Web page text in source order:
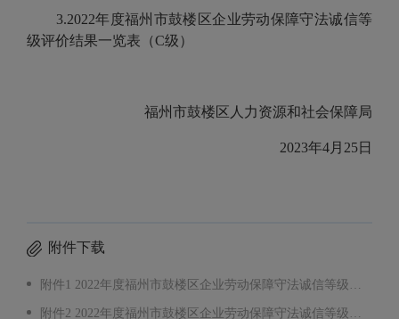
3.2022年度福州市鼓楼区企业劳动保障守法诚信等
级评价结果一览表（C级）
福州市鼓楼区人力资源和社会保障局
2023年4月25日
附件下载
附件1 2022年度福州市鼓楼区企业劳动保障守法诚信等级评价结果一览表（A级）.xlsx
附件2 2022年度福州市鼓楼区企业劳动保障守法诚信等级评价结果一览表（B级）.xlsx